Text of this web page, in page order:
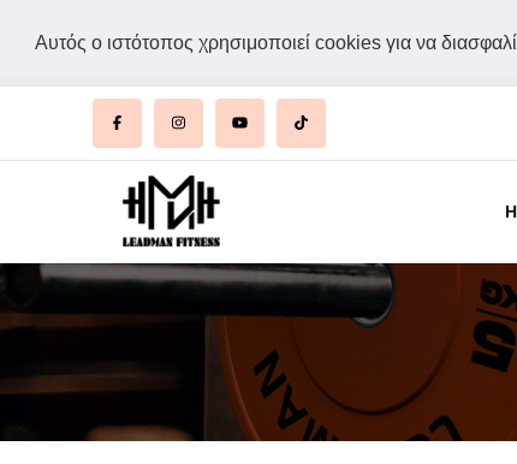
Αυτός ο ιστότοπος χρησιμοποιεί cookies για να